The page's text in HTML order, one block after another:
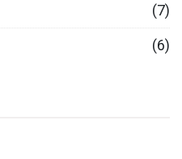
(7)
(6)